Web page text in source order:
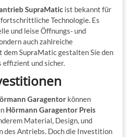
SupraMaticist bekannt für
Technologie. Es
und leise Öffnungs- und
auch zahlreiche
SupraMatic gestalten Sie den
effizient und sicher.
Garagentorkönnen
Hörmann Garagentor Preis
Material, Design, und
des Antriebs. Doch die Investition